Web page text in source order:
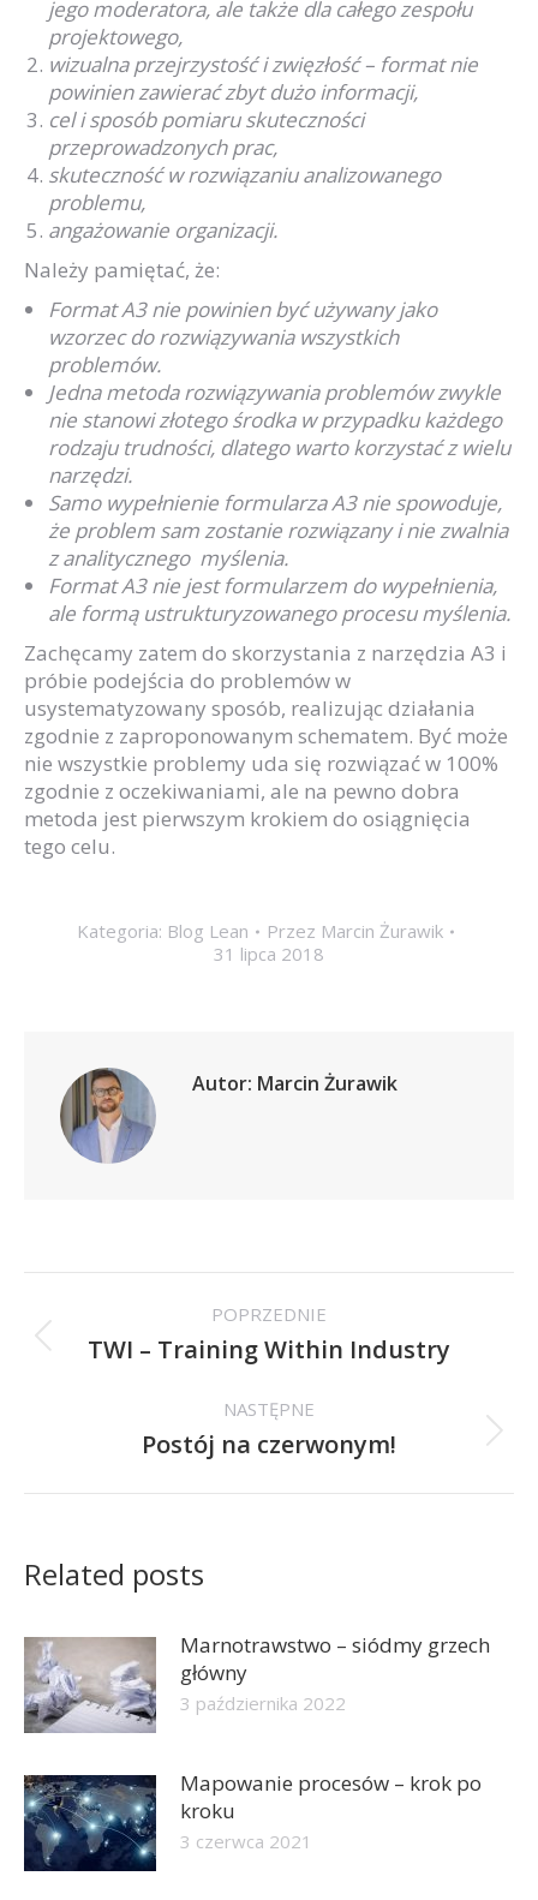
jego moderatora, ale także dla całego zespołu
projektowego,
wizualna przejrzystość i zwięzłość – format nie
powinien zawierać zbyt dużo informacji,
cel i sposób pomiaru skuteczności
przeprowadzonych prac,
skuteczność w rozwiązaniu analizowanego
problemu,
angażowanie organizacji.
Należy pamiętać, że:
Format A3 nie powinien być używany jako
wzorzec do rozwiązywania wszystkich
problemów.
Jedna metoda rozwiązywania problemów zwykle
nie stanowi złotego środka w przypadku każdego
rodzaju trudności, dlatego warto korzystać z wielu
narzędzi.
Samo wypełnienie formularza A3 nie spowoduje,
że problem sam zostanie rozwiązany i nie zwalnia
z analitycznego myślenia.
Format A3 nie jest formularzem do wypełnienia,
ale formą ustrukturyzowanego procesu myślenia.
Zachęcamy zatem do skorzystania z narzędzia A3 i
próbie podejścia do problemów w
usystematyzowany sposób, realizując działania
zgodnie z zaproponowanym schematem. Być może
nie wszystkie problemy uda się rozwiązać w 100%
zgodnie z oczekiwaniami, ale na pewno dobra
metoda jest pierwszym krokiem do osiągnięcia
tego celu.
Kategoria: Blog Lean Przez Marcin Żurawik
31 lipca 2018
Autor: Marcin Żurawik
Nawigacja
wpisów
POPRZEDNIE
Poprzedni
TWI – Training Within Industry
NASTĘPNE
Następny
Postój na czerwonym!
Related posts
Marnotrawstwo – siódmy grzech
główny
3 października 2022
Mapowanie procesów – krok po
kroku
3 czerwca 2021